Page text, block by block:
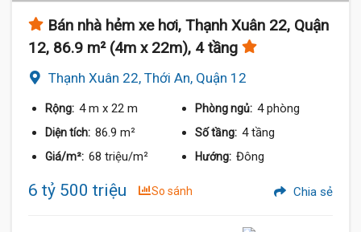
Bán nhà hẻm xe hơi, Thạnh Xuân 22, Quận
12, 86.9 m² (4m x 22m), 4 tầng
Thạnh Xuân 22, Thới An, Quận 12
Rộng: 4 m x 22 m Phòng ngủ: 4 phòng
Diện tích: 86.9 m² Số tầng: 4 tầng
Giá/m²: 68 triệu/m² Hướng: Đông
6 tỷ 500 triệu So sánh Chia sẻ